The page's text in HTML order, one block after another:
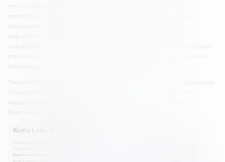
Что касается лицензии на финансовую деятельность, у
криптовалютной биржи ее нет. Ни одна из управляющих
компаний не имеет соответствующего разрешения. Это
серьезный недостаток Kuna. Зато у криптобиржи есть
сертификат GDPR, удостоверяющий, что компания соблюдает
регламент Европарламента о защите клиентов относительно
личных данных.
Таким образом, обменник Kuna нельзя считать очень надежным.
У платформы нет лицензии на финансовую деятельность, а
зарегистрирована она в оффшорной зоне Британских
Виргинских островов.